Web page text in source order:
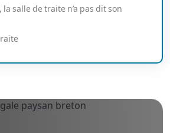
la salle de traite n’a pas dit son